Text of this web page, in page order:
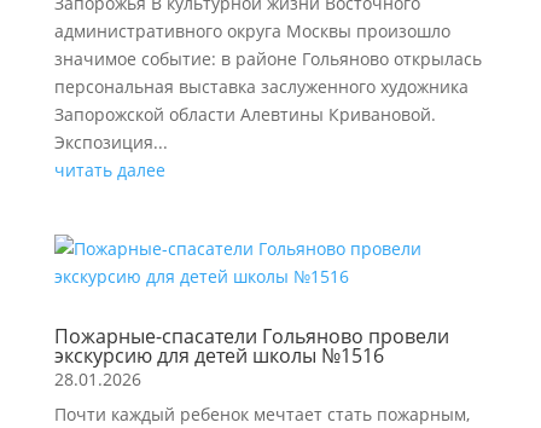
административного округа Москвы произошло
значимое событие: в районе Гольяново открылась
персональная выставка заслуженного художника
Запорожской области Алевтины Кривановой.
Экспозиция...
читать далее
Пожарные-спасатели Гольяново провели
экскурсию для детей школы №1516
28.01.2026
Почти каждый ребенок мечтает стать пожарным,